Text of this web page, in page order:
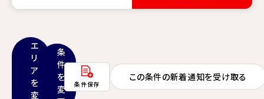
エ
リ
ア
を
変
条
件
を
変
条件保存
この条件の新着通知を受け取る